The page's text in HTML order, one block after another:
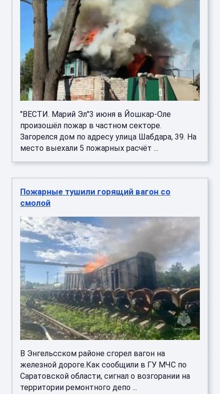
"ВЕСТИ. Марий Эл"3 июня в Йошкар-Оле
произошёл пожар в частном секторе.
Загорелся дом по адресу улица Шабдара, 39. На
место выехали 5 пожарных расчёт ...
Пожарные тушили горящий вагон со
смолой
В Энгельсском районе сгорел вагон на
железной дороге.Как сообщили в ГУ МЧС по
Саратовской области, сигнал о возгорании на
территории ремонтного депо ...